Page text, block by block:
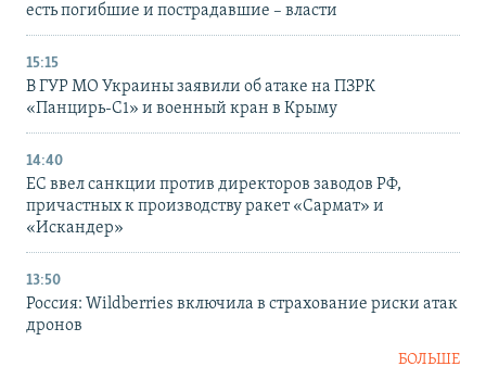
есть погибшие и пострадавшие – власти
15:15
В ГУР МО Украины заявили об атаке на ПЗРК
«Панцирь-С1» и военный кран в Крыму
14:40
ЕС ввел санкции против директоров заводов РФ,
причастных к производству ракет «Сармат» и
«Искандер»
13:50
Россия: Wildberries включила в страхование риски атак
дронов
БОЛЬШЕ